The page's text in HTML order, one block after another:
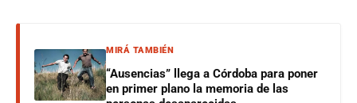
MIRÁ TAMBIÉN
“Ausencias” llega a Córdoba para poner
en primer plano la memoria de las